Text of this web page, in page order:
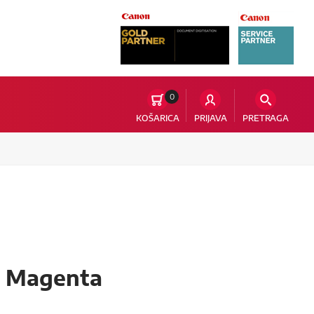
0
KOŠARICA PRIJAVA PRETRAGA
Magenta